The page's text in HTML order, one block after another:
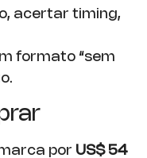
acertar timing,
formato “sem
por US$ 54